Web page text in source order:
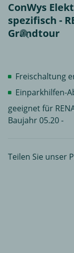
ConWys
spezifisch -
Grandtour
Freischaltung
Einparkhilfen-
geeignet für
Baujahr 05.20 -
Teilen Sie unser